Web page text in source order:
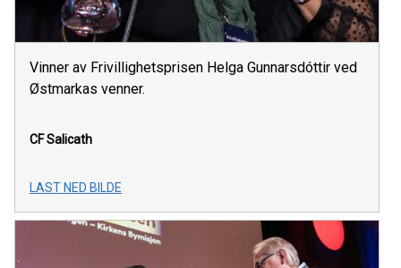
Vinner av Frivillighetsprisen Helga Gunnarsdóttir ved
Østmarkas venner.
CF Salicath
LAST NED BILDE